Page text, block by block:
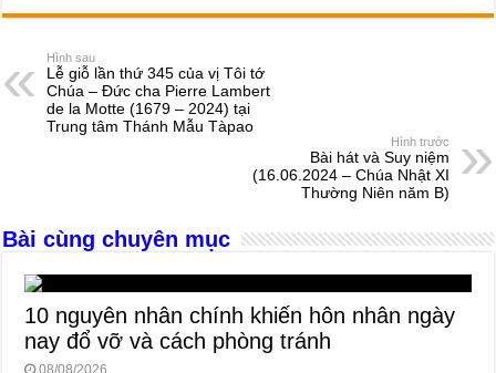
c
e
b
o
ss
n
g
at
A
p
e
d
s
er ail ar
Hình sau
Lễ giỗ lần thứ 345 của vị Tôi tớ
Chúa – Ðức cha Pierre Lambert
de la Motte (1679 – 2024) tại
Trung tâm Thánh Mẫu Tàpao
Hình trước
Bài hát và Suy niệm
(16.06.2024 – Chúa Nhật XI
Thường Niên năm B)
Bài cùng chuyên mục
10 nguyên nhân chính khiến hôn nhân ngày
nay đổ vỡ và cách phòng tránh
08/08/2026